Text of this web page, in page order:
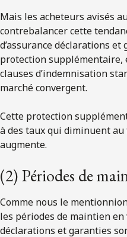
Mais les acheteurs avisés
contrebalancer cette
d’assurance déclarations
protection supplémentaire,
clauses d’indemnisation
marché convergent.
Cette protection
à des taux qui diminuent
augmente.
(2) Périodes de
Comme nous le
les périodes de maintien
déclarations et garanties